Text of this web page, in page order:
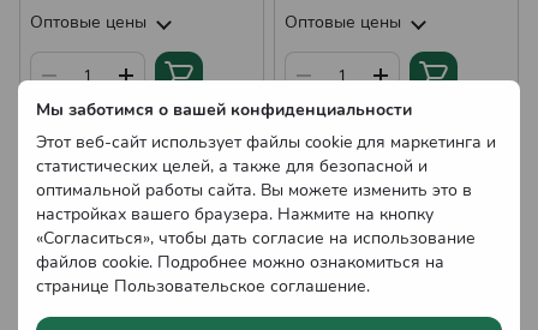
Мы заботимся о вашей конфиденциальности
Этот веб-сайт использует файлы cookie для маркетинга и
статистических целей, а также для безопасной и
оптимальной работы сайта. Вы можете изменить это в
настройках вашего браузера. Нажмите на кнопку
«Согласиться», чтобы дать согласие на использование
файлов cookie. Подробнее можно ознакомиться на
странице Пользовательское соглашение.
Оптовые цены Оптовые цены